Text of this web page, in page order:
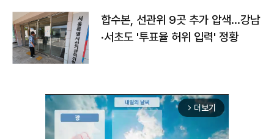
합수본, 선관위 9곳 추가 압색…강남
·서초도 '투표율 허위 입력' 정황
arrow_forward_ios 더보기